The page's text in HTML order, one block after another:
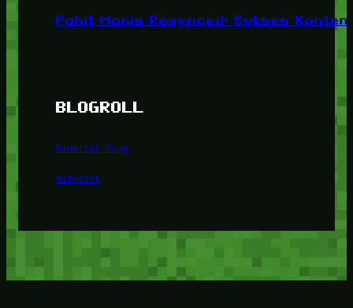
Pahit Manis Resynced: Sukses
BLOGROLL
Minetest Blog
Minetest